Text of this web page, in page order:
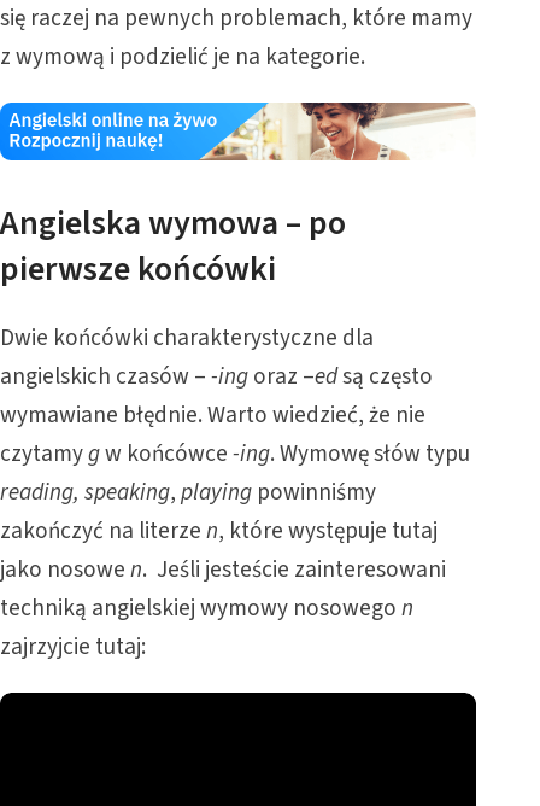
się raczej na pewnych problemach, które mamy
z wymową i podzielić je na kategorie.
Angielska wymowa – po
pierwsze końcówki
Dwie końcówki charakterystyczne dla
angielskich czasów –-ingoraz –edsą często
wymawiane błędnie. Warto wiedzieć, że nie
czytamygw końcówce-ing. Wymowę słów typu
reading, speaking,playing powinniśmy
zakończyć na literzen, które występuje tutaj
jako nosowen. Jeśli jesteście zainteresowani
techniką angielskiej wymowy nosowegon
zajrzyjcie tutaj: